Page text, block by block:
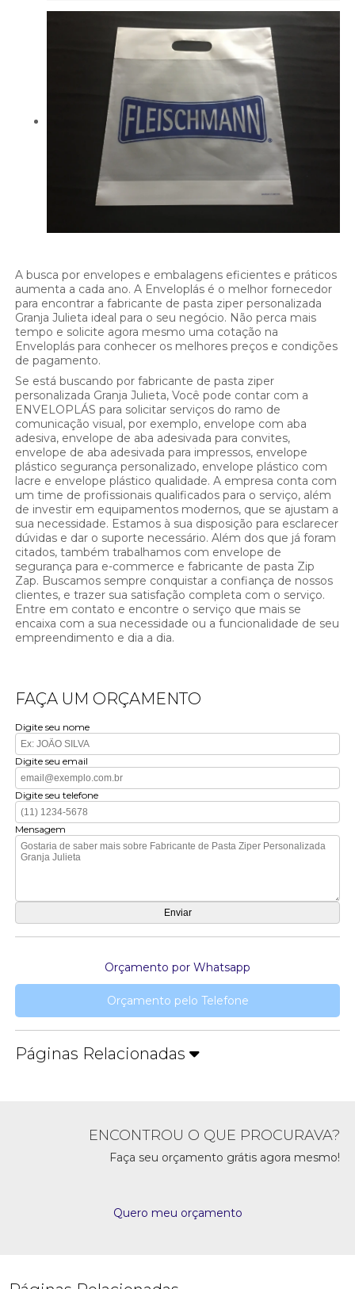
A busca por envelopes e embalagens eficientes e práticos
aumenta a cada ano. A Enveloplás é o melhor fornecedor
para encontrar a fabricante de pasta ziper personalizada
Granja Julieta ideal para o seu negócio. Não perca mais
tempo e solicite agora mesmo uma cotação na
Enveloplás para conhecer os melhores preços e condições
de pagamento.
Se está buscando por fabricante de pasta ziper
personalizada Granja Julieta, Você pode contar com a
ENVELOPLÁS para solicitar serviços do ramo de
comunicação visual, por exemplo, envelope com aba
adesiva, envelope de aba adesivada para convites,
envelope de aba adesivada para impressos, envelope
plástico segurança personalizado, envelope plástico com
lacre e envelope plástico qualidade. A empresa conta com
um time de profissionais qualificados para o serviço, além
de investir em equipamentos modernos, que se ajustam a
sua necessidade. Estamos à sua disposição para esclarecer
dúvidas e dar o suporte necessário. Além dos que já foram
citados, também trabalhamos com envelope de
segurança para e-commerce e fabricante de pasta Zip
Zap. Buscamos sempre conquistar a confiança de nossos
clientes, e trazer sua satisfação completa com o serviço.
Entre em contato e encontre o serviço que mais se
encaixa com a sua necessidade ou a funcionalidade de seu
empreendimento e dia a dia.
FAÇA UM ORÇAMENTO
Digite seu nome
Digite seu email
Digite seu telefone
Mensagem
Orçamento por Whatsapp
Orçamento pelo Telefone
Páginas Relacionadas
ENCONTROU O QUE PROCURAVA?
Faça seu orçamento grátis agora mesmo!
Quero meu orçamento